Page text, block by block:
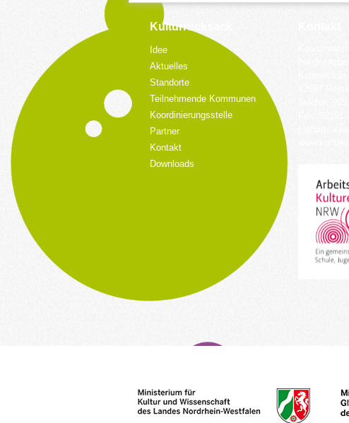
Kulturrucksack
Idee
Aktuelles
Standorte
Teilnehmende Kommunen
Koordinierungsstelle
Partner
Kontakt
Downloads